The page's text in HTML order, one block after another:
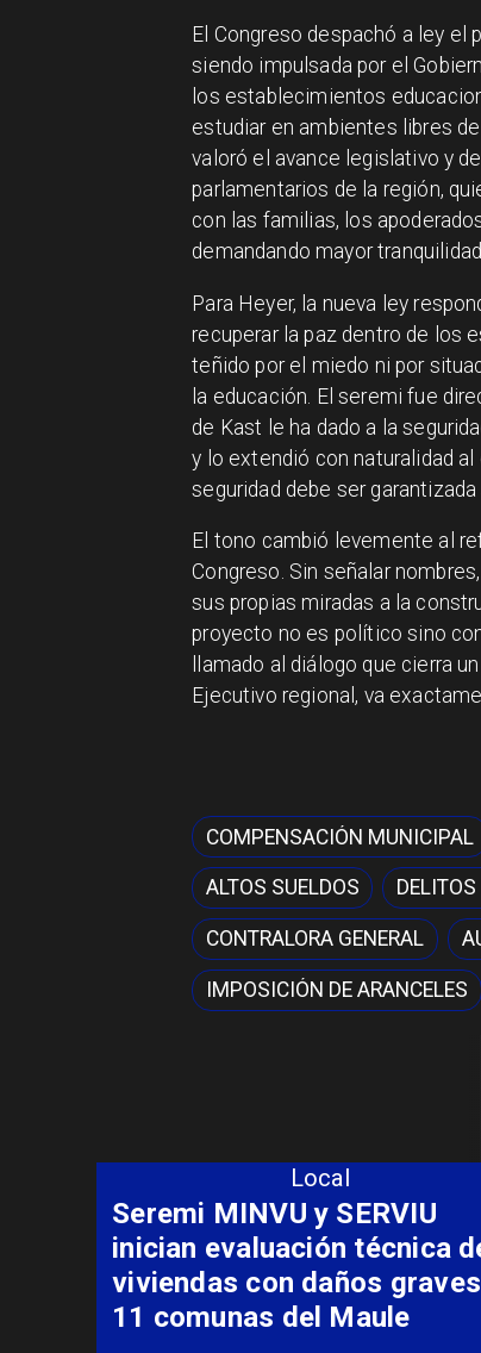
El Congreso despachó a ley el
siendo impulsada por el
los establecimientos
estudiar en ambientes libres
valoró el avance legislativo y
parlamentarios de la región,
con las familias, los
demandando mayor
Para Heyer, la nueva ley
recuperar la paz dentro de los
teñido por el miedo ni por
la educación. El seremi fue
de Kast le ha dado a la
y lo extendió con naturalidad
seguridad debe ser
El tono cambió levemente al
Congreso. Sin señalar
sus propias miradas a la
proyecto no es político sino
llamado al diálogo que cierra
Ejecutivo regional, va
COMPENSACIÓN MUNICIPAL
ALTOS SUELDOS
CONTRALORA GENERAL
IMPOSICIÓN DE ARANCELES
Local
Fondo Orasmi entrega
familia de Romeral para
costear alimentación
especializada de niño con
Síndrome de Intestino Corto